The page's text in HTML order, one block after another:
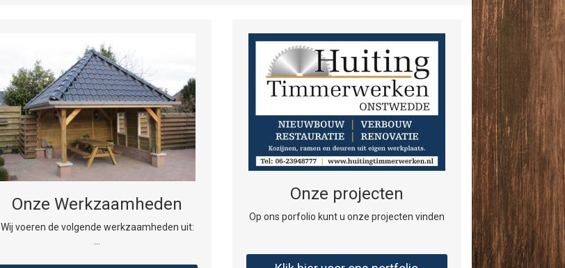
Onze Werkzaamheden
Wij voeren de volgende werkzaamheden uit:
Onze projecten
Op ons porfolio kunt u onze projecten vinden